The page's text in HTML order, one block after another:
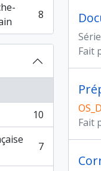
8
10
7
Fait
Fait